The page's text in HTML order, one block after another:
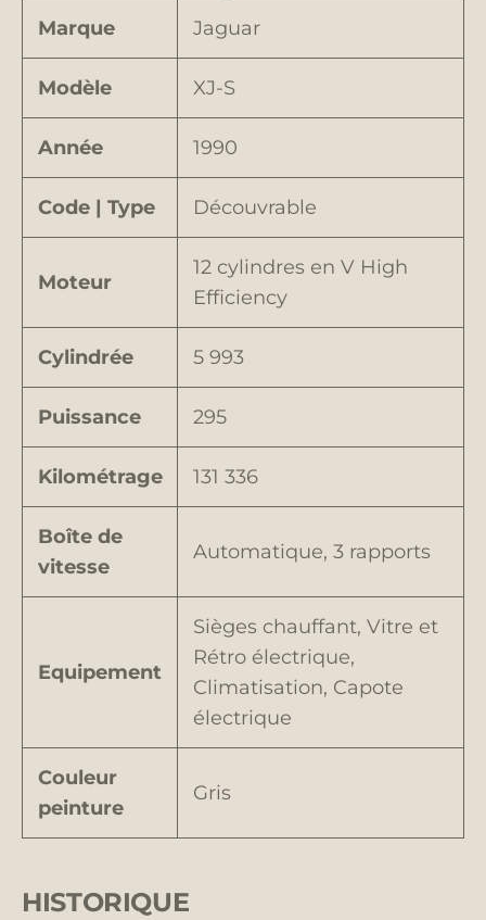
Marque Jaguar
Modèle XJ-S
Année 1990
Code | Type Découvrable
Moteur
12 cylindres en V High
Efficiency
Cylindrée 5 993
Puissance 295
Kilométrage 131 336
Boîte de
vitesse
Automatique, 3 rapports
Equipement
Sièges chauffant, Vitre et
Rétro électrique,
Climatisation, Capote
électrique
Couleur
peinture
Gris
HISTORIQUE